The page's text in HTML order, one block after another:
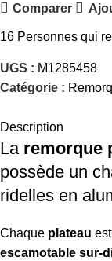
Comparer
16 Personnes qui
UGS : M1285458
Catégorie :
Description
Laremorque
possède un
ridelles en
Chaque plateau
escamotable sur-